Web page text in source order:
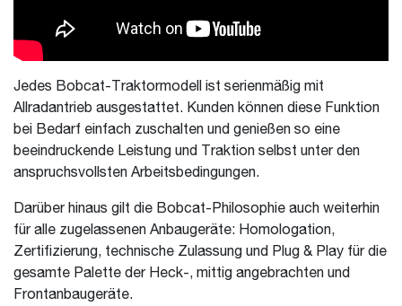
Jedes Bobcat-Traktormodell ist serienmäßig mit
Allradantrieb ausgestattet. Kunden können diese Funktion
bei Bedarf einfach zuschalten und genießen so eine
beeindruckende Leistung und Traktion selbst unter den
anspruchsvollsten Arbeitsbedingungen.
Darüber hinaus gilt die Bobcat-Philosophie auch weiterhin
für alle zugelassenen Anbaugeräte: Homologation,
Zertifizierung, technische Zulassung und Plug & Play für die
gesamte Palette der Heck-, mittig angebrachten und
Frontanbaugeräte.